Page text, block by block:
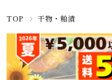
TOP 干物・粕漬